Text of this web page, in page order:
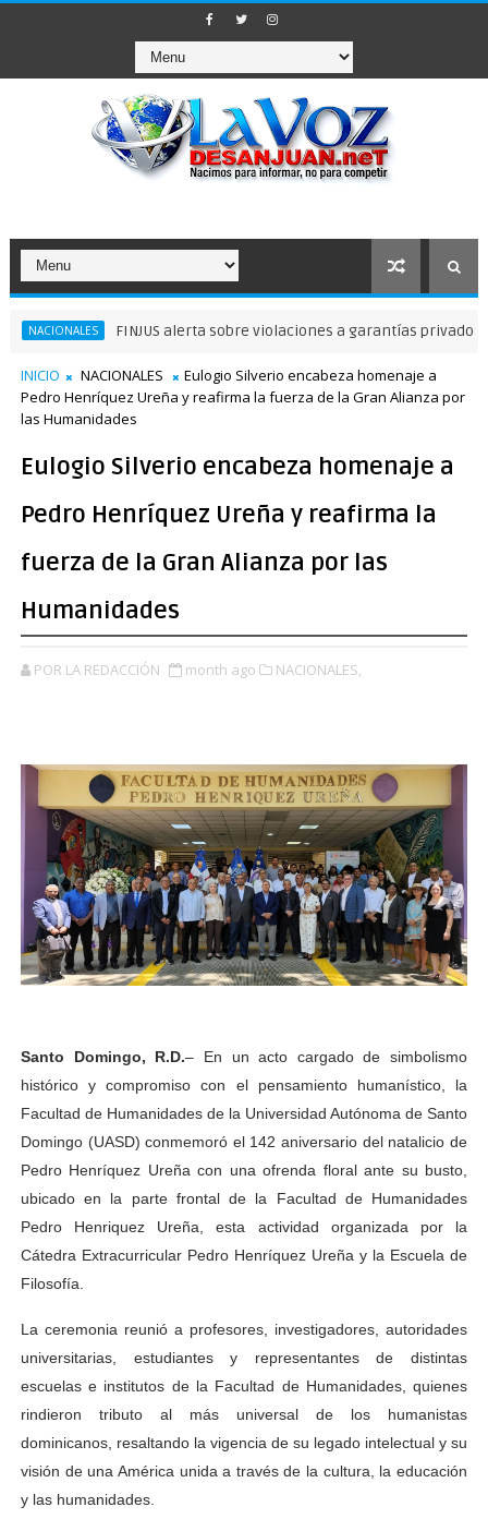
FINJUS alerta sobre violaciones a garantías privados
INICIO NACIONALES
Eulogio Silverio encabeza homenaje a
Pedro Henríquez Ureña y reafirma la fuerza de la Gran Alianza por
las Humanidades
Eulogio Silverio encabeza homenaje a
Pedro Henríquez Ureña y reafirma la
fuerza de la Gran Alianza por las
Humanidades
POR LA REDACCIÓN month ago NACIONALES,
Santo Domingo, R.D.– En un acto cargado de simbolismo
histórico y compromiso con el pensamiento humanístico, la
Facultad de Humanidades de la Universidad Autónoma de Santo
Domingo (UASD) conmemoró el 142 aniversario del natalicio de
Pedro Henríquez Ureña con una ofrenda floral ante su busto,
ubicado en la parte frontal de la Facultad de Humanidades
Pedro Henriquez Ureña, esta actividad organizada por la
Cátedra Extracurricular Pedro Henríquez Ureña y la Escuela de
Filosofía.
La ceremonia reunió a profesores, investigadores, autoridades
universitarias, estudiantes y representantes de distintas
escuelas e institutos de la Facultad de Humanidades, quienes
rindieron tributo al más universal de los humanistas
dominicanos, resaltando la vigencia de su legado intelectual y su
visión de una América unida a través de la cultura, la educación
y las humanidades.